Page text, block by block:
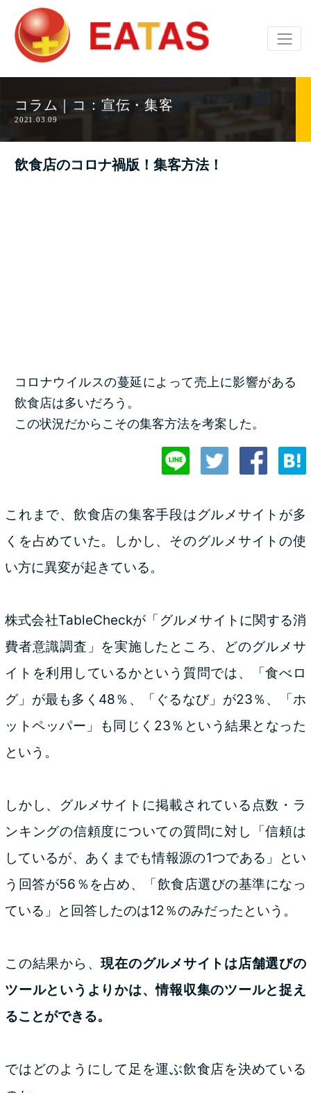
コラム｜コ：宣伝・集客
2021.03.09
飲食店のコロナ禍版！集客方法！
コロナウイルスの蔓延によって売上に影響がある
飲食店は多いだろう。
この状況だからこその集客方法を考案した。
これまで、飲食店の集客手段はグルメサイトが多
くを占めていた。しかし、そのグルメサイトの使
い方に異変が起きている。
株式会社TableCheckが「グルメサイトに関する消
費者意識調査」を実施したところ、どのグルメサ
イトを利用しているかという質問では、「食べロ
グ」が最も多く48％、「ぐるなび」が23％、「ホ
ットペッパー」も同じく23％という結果となった
という。
しかし、グルメサイトに掲載されている点数・ラ
ンキングの信頼度についての質問に対し「信頼は
しているが、あくまでも情報源の1つである」とい
う回答が56％を占め、「飲食店選びの基準になっ
ている」と回答したのは12％のみだったという。
この結果から、現在のグルメサイトは店舗選びの
ツールというよりかは、情報収集のツールと捉え
ることができる。
ではどのようにして足を運ぶ飲食店を決めている